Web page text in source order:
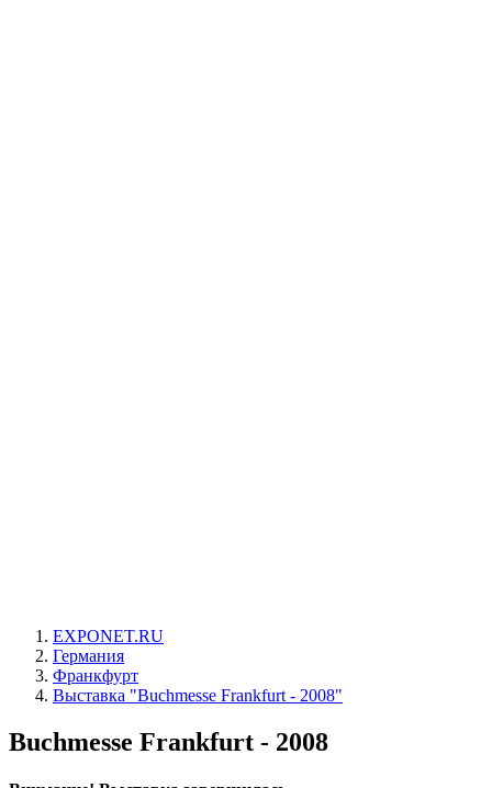
EXPONET.RU
Германия
Франкфурт
Выставка "Buchmesse Frankfurt - 2008"
Buchmesse Frankfurt - 2008